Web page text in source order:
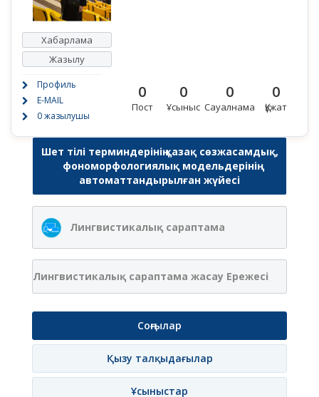
Хабарлама
Жазылу
Профиль
E-MAIL
0 жазылушы
0
Пост
0
Ұсыныс
0
Сауалнама
0
Құжат
Шет тілі терминдерінің қазақ сөзжасамдық,
фономорфологиялық модельдерінің
автоматтандырылған жүйесі
Лингвистикалық сараптама
Лингвистикалық сараптама жасау Ережесі
Соңғылар
Қызу талқыдағылар
Ұсыныстар